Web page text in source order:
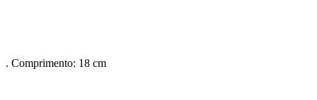
. Comprimento: 18 cm